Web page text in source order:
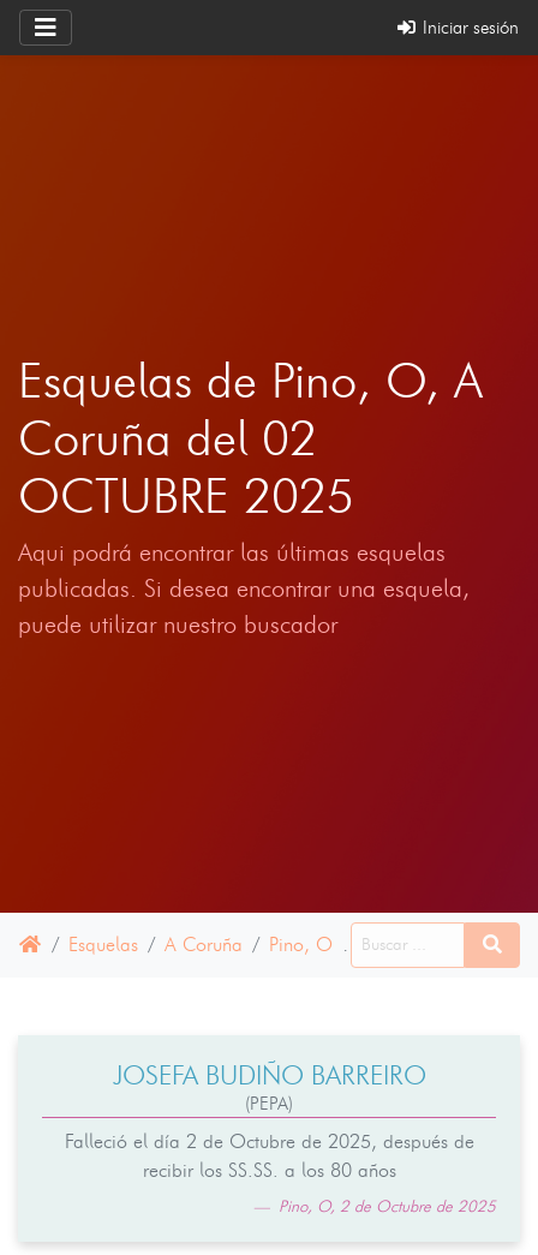
Iniciar sesión
Esquelas de Pino, O, A
Coruña del 02
OCTUBRE 2025
Aqui podrá encontrar las últimas esquelas
publicadas. Si desea encontrar una esquela,
puede utilizar nuestro buscador
Esquelas A Coruña Pino, O 02 OCTUBRE 2025
JOSEFA BUDIÑO BARREIRO
(PEPA)
Falleció el día 2 de Octubre de 2025, después de
recibir los SS.SS. a los 80 años
Pino, O, 2 de Octubre de 2025